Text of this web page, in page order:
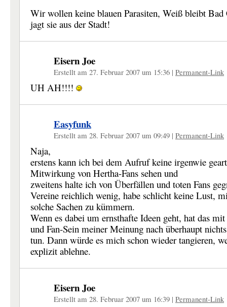
Wir wollen keine blauen Parasiten, Weiß bleibt Bad
jagt sie aus der Stadt!
Eisern Joe
Erstellt am 27. Februar 2007 um 15:36 | Permanent-Link
UH AH!!!!
Easyfunk
Erstellt am 28. Februar 2007 um 09:49 | Permanent-Link
Naja,
erstens kann ich bei dem Aufruf keine irgenwie
Mitwirkung von Hertha-Fans sehen und
zweitens halte ich von Überfällen und toten Fans
Vereine reichlich wenig, habe schlicht keine Lust,
solche Sachen zu kümmern.
Wenn es dabei um ernsthafte Ideen geht, hat das
und Fan-Sein meiner Meinung nach überhaupt
tun. Dann würde es mich schon wieder tangieren,
explizit ablehne.
Eisern Joe
Erstellt am 28. Februar 2007 um 16:39 | Permanent-Link